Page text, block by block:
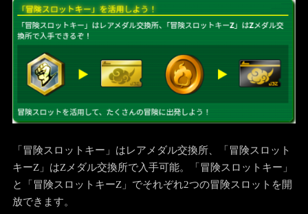
「冒険スロットキー」はレアメダル交換所、「冒険スロット
キーZ」はZメダル交換所で入手可能。「冒険スロットキー」
と「冒険スロットキーZ」でそれぞれ2つの冒険スロットを開
放できます。